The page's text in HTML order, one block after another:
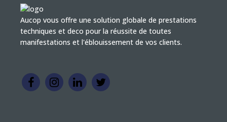
Aucop vous offre une solution globale de prestations
techniques et deco pour la réussite de toutes
manifestations et l'éblouissement de vos clients.